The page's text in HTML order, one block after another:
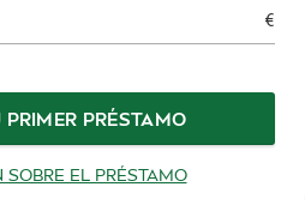
€
PRÉSTAMO
SOBRE EL PRÉSTAMO